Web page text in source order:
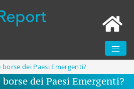
dei Paesi Emergenti?
dei Paesi Emergenti?